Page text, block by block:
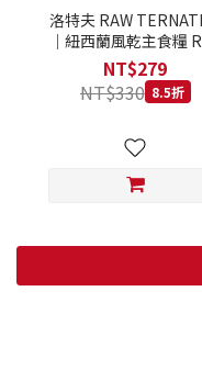
洛特夫 RAW
｜紐西蘭風乾主食糧
羊肉 142g｜風乾主食糧
肉 全齡犬 狗飼料
NT$279
NT$330 8.5折